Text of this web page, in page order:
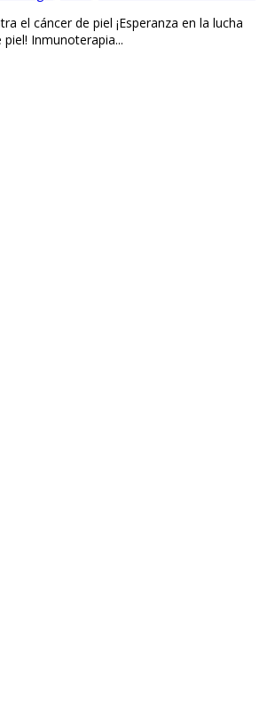
el cáncer de piel ¡Esperanza en la lucha
Inmunoterapia...